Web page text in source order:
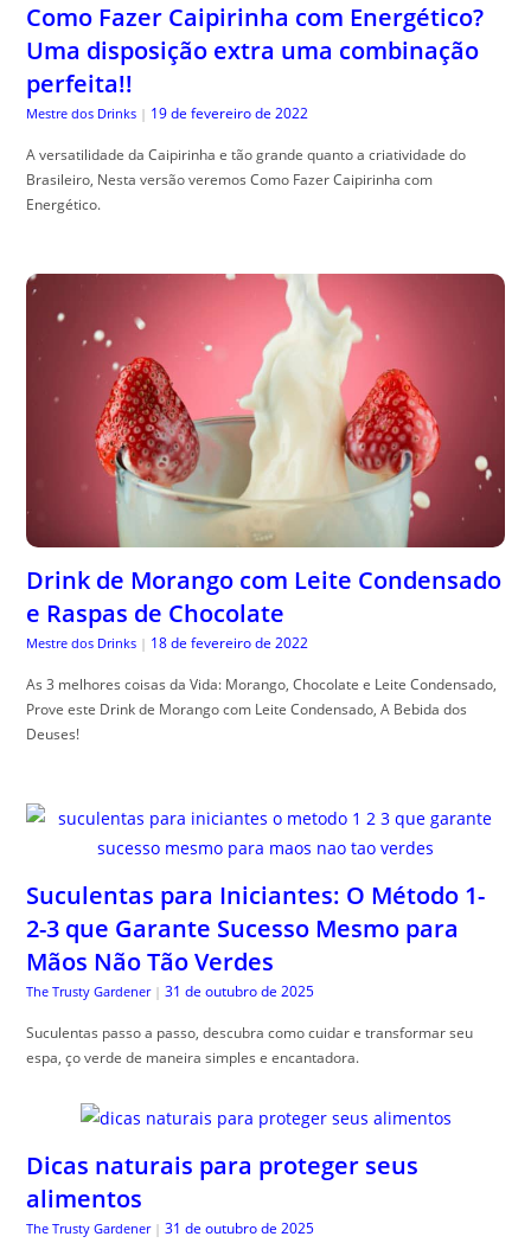
Como Fazer Caipirinha com Energético?
Uma disposição extra uma combinação
perfeita!!
Mestre dos Drinks | 19 de fevereiro de 2022
A versatilidade da Caipirinha e tão grande quanto a criatividade do
Brasileiro, Nesta versão veremos Como Fazer Caipirinha com
Energético.
Drink de Morango com Leite Condensado
e Raspas de Chocolate
Mestre dos Drinks | 18 de fevereiro de 2022
As 3 melhores coisas da Vida: Morango, Chocolate e Leite Condensado,
Prove este Drink de Morango com Leite Condensado, A Bebida dos
Deuses!
Suculentas para Iniciantes: O Método 1-
2-3 que Garante Sucesso Mesmo para
Mãos Não Tão Verdes
The Trusty Gardener | 31 de outubro de 2025
Suculentas passo a passo, descubra como cuidar e transformar seu
espa, ço verde de maneira simples e encantadora.
Dicas naturais para proteger seus
alimentos
The Trusty Gardener | 31 de outubro de 2025